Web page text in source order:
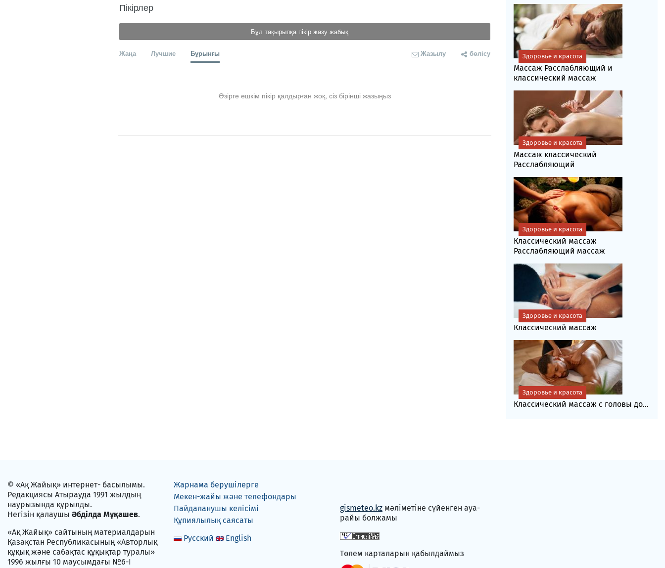
Пікірлер
Бұл тақырыпқа пікір жазу жабық
Жаңа Лучшие Бұрынғы Жазылу бөлісу
Әзірге ешкім пікір қалдырған жоқ, сіз бірінші жазыңыз
Массаж Расслабляющий и
классический массаж
Здоровье и красота
Массаж классический
Расслабляющий
Здоровье и красота
Классический массаж
Расслабляющий массаж
Здоровье и красота
Классический массаж
Здоровье и красота
Классический массаж с головы до...
Здоровье и красота
© «Ақ Жайық» интернет- басылымы.
Редакциясы Атырауда 1991 жылдың
наурызында құрылды.
Негізін қалаушы Әбділда Мұқашев.
«Ақ Жайық» сайтының материалдарын
Қазақстан Республикасының «Авторлық
құқық және сабақтас құқықтар туралы»
1996 жылғы 10 маусымдағы №6-I
Жарнама берушілерге
Мекен-жайы және телефондары
Пайдаланушы келісімі
Құпиялылық саясаты
Русский
English
gismeteo.kz мәліметіне сүйенген ауа-
райы болжамы
Төлем карталарын қабылдаймыз